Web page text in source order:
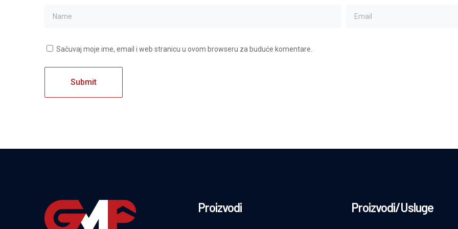
Sačuvaj moje ime, email i web stranicu u ovom browseru za buduće komentare.
Proizvodi Proizvodi/Usluge